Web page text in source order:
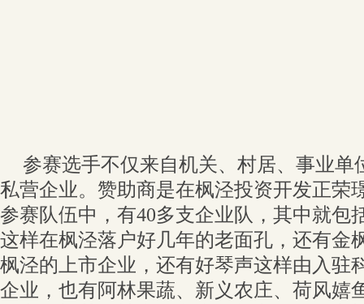
参赛选手不仅来自机关、村居、事业单
私营企业。赞助商是在枫泾投资开发正荣
参赛队伍中，有40多支企业队，其中就包
这样在枫泾落户好几年的老面孔，还有金
枫泾的上市企业，还有好琴声这样由入驻
企业，也有阿林果蔬、新义农庄、荷风嬉